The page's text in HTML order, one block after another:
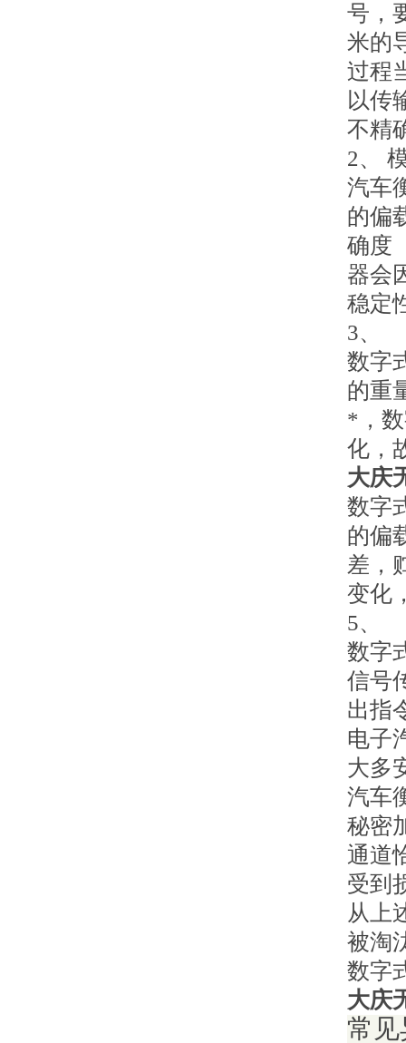
号，
米的
过程
以传
不精
2、
汽车
的偏
确度
器会
稳定
3、
数字
的重
*，
化，
大庆
数字
的偏
差，
变化
5、
数字
信号
出指
电子
大多
汽车
秘密
通道
受到
从上
被淘
数字
大庆
常